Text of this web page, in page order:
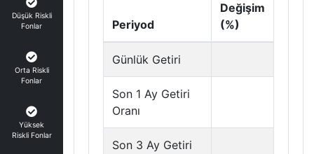
Düşük Riskli
Fonlar
Orta Riskli
Fonlar
Yüksek
Riskli Fonlar
Periyod
Değişim
(%)
Günlük Getiri
Son 1 Ay Getiri
Oranı
Son 3 Ay Getiri